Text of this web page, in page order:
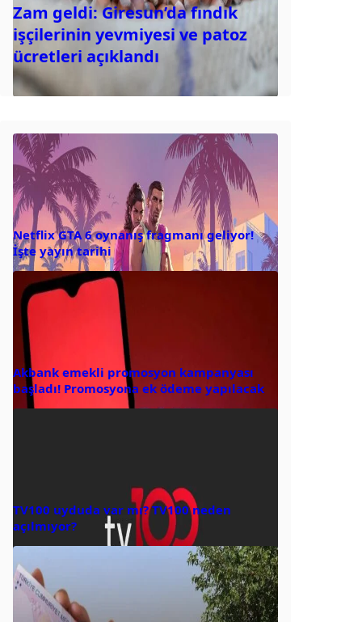
Zam geldi: Giresun’da fındık
işçilerinin yevmiyesi ve patoz
ücretleri açıklandı
Netflix GTA 6 oynanış fragmanı geliyor!
İşte yayın tarihi
Akbank emekli promosyon kampanyası
başladı! Promosyona ek ödeme yapılacak
TV100 uyduda var mı? TV100 neden
açılmıyor?